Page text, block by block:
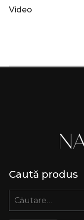
Video
Caută produs
Caută
după: